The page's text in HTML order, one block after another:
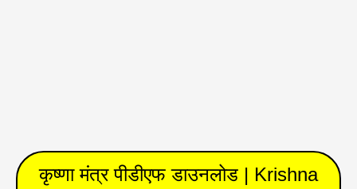
कृष्णा मंत्र पीडीएफ डाउनलोड | Krishna